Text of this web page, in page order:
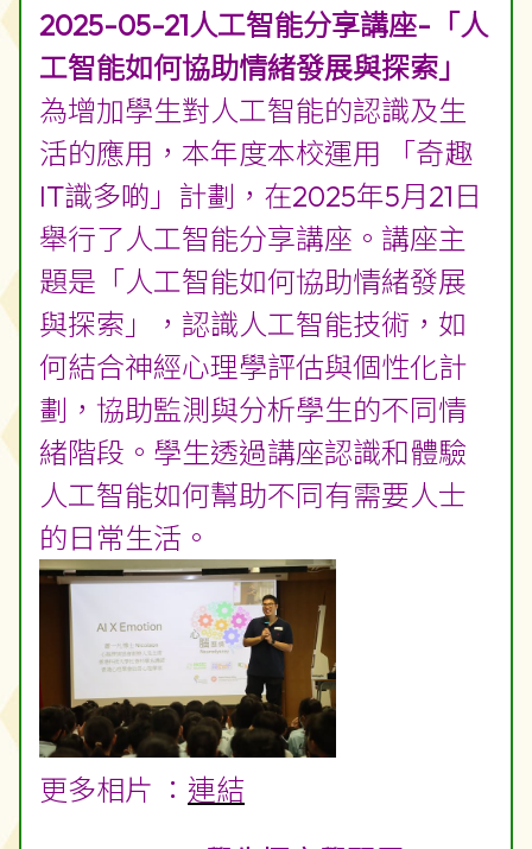
2025-05-21人工智能分享講座-「人
工智能如何協助情緒發展與探索」
為增加學生對人工智能的認識及生
活的應用，本年度本校運用 「奇趣
IT識多啲」計劃，在2025年5月21日
舉行了人工智能分享講座。講座主
題是「人工智能如何協助情緒發展
與探索」，認識人工智能技術，如
何結合神經心理學評估與個性化計
劃，協助監測與分析學生的不同情
緒階段。學生透過講座認識和體驗
人工智能如何幫助不同有需要人士
的日常生活。
更多相片 ： 連結